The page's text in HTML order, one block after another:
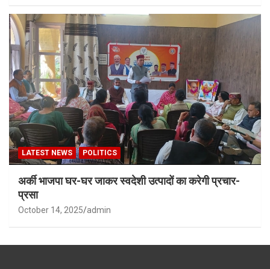
LATEST NEWS POLITICS
अर्की भाजपा घर-घर जाकर स्वदेशी उत्पादों का करेगी प्रचार-
प्रसा
October 14, 2025 admin